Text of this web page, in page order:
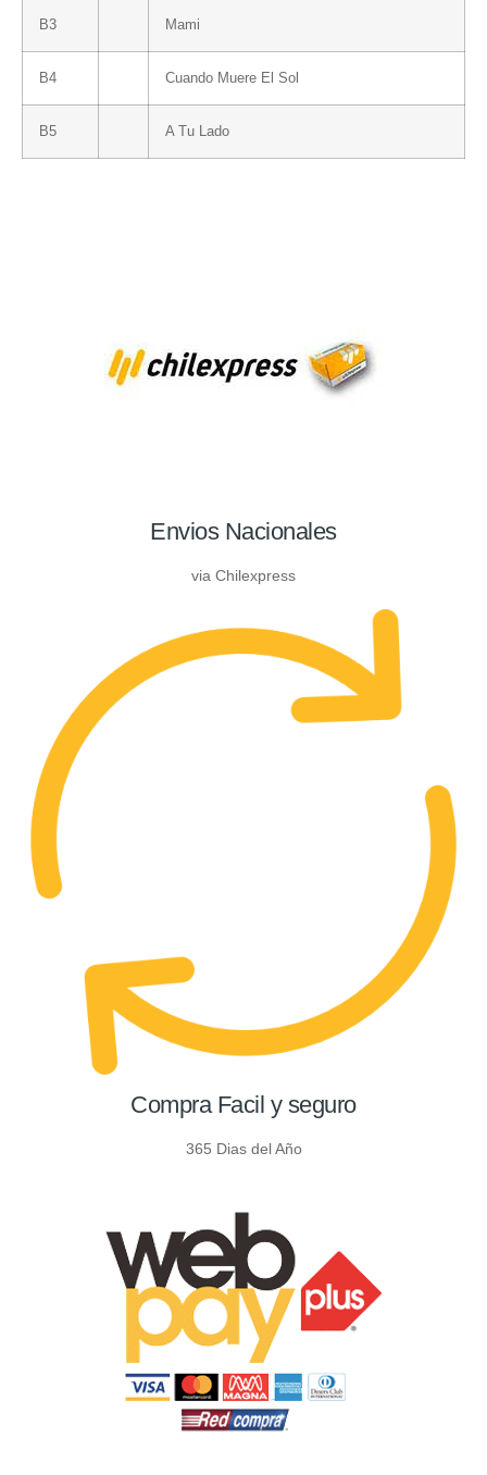
B3 Mami
B4 Cuando Muere El Sol
B5 A Tu Lado
Envios Nacionales
via Chilexpress
Compra Facil y seguro
365 Dias del Año